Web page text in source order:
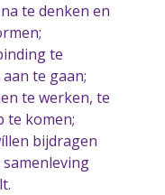
te denken en
te
te gaan;
te werken, te
te komen;
bijdragen